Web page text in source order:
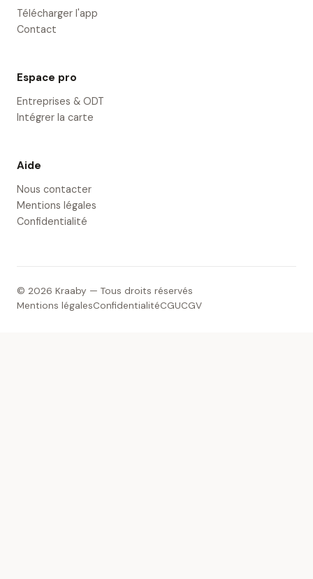
Télécharger l'app
Contact
Espace pro
Entreprises & ODT
Intégrer la carte
Aide
Nous contacter
Mentions légales
Confidentialité
© 2026 Kraaby — Tous droits réservés
Mentions légalesConfidentialitéCGUCGV